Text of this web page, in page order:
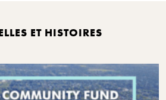
ET HISTOIRES